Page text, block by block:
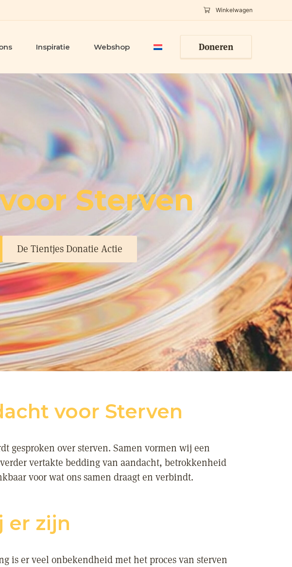
Winkelwagen
Inspiratie Webshop Doneren
Sterven
De Tientjes Donatie Actie
voor Sterven
gesproken over sterven. Samen vormen wij een
vertakte bedding van aandacht, betrokkenheid
voor wat ons samen draagt en verbindt.
er zijn
is er veel onbekendheid met het proces van sterven